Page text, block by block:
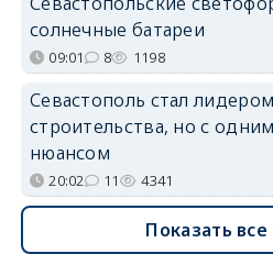
солнечные батареи
09:01 8 1198
Севастополь стал
строительства, но с
нюансом
20:02 11 4341
Показать все